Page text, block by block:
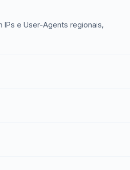
IPs e User-Agents regionais,